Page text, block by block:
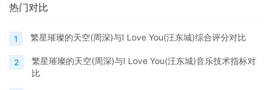
热门对比
1 繁星璀璨的天空(周深)与I Love You(汪东城)综合评分对比
2
繁星璀璨的天空(周深)与I Love You(汪东城)音乐技术指标对
比